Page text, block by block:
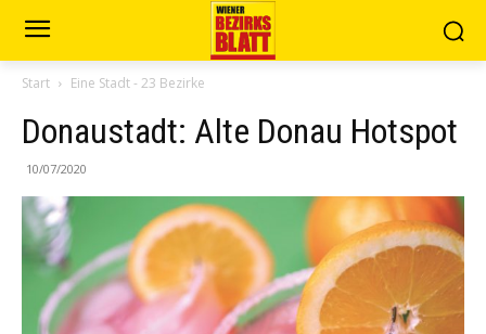
Start Eine Stadt - 23 Bezirke
Donaustadt: Alte Donau Hotspot
10/07/2020